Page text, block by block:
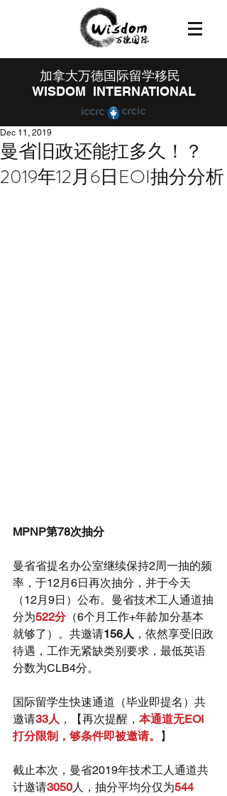
​加拿大万德国际留学移民
WISDOM INTERNATIONAL
曼省旧政还能扛多久！？
2019年12月6日EOI抽分分析
Dec 11, 2019
MPNP第78次抽分
曼省省提名办公室继续保持2周一抽的频
率，于12月6日再次抽分，并于今天
（12月9日）公布。曼省技术工人通道抽
分为522分（6个月工作+年龄加分基本
就够了）。共邀请156人 ，依然享受旧政
待遇，工作无紧缺类别要求，最低英语
分数为CLB4分。
国际留学生快速通道（毕业即提名）共
邀请33人 ，【再次提醒， 本通道无EOI
打分限制，够条件即被邀请。
】
截止本次，曼省2019年技术工人通道共
计邀请3050人，抽分平均分仅为544